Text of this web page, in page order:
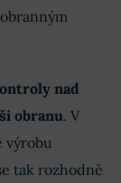
nad
obranu. V
výrobu
tak rozhodně